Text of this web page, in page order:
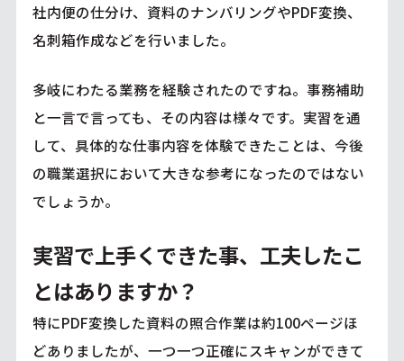
社内便の仕分け、資料のナンバリングやPDF変換、
名刺箱作成などを行いました。
多岐にわたる業務を経験されたのですね。事務補助
と一言で言っても、その内容は様々です。実習を通
して、具体的な仕事内容を体験できたことは、今後
の職業選択において大きな参考になったのではない
でしょうか。
実習で上手くできた事、工夫したこ
とはありますか？
特にPDF変換した資料の照合作業は約100ページほ
どありましたが、一つ一つ正確にスキャンができて